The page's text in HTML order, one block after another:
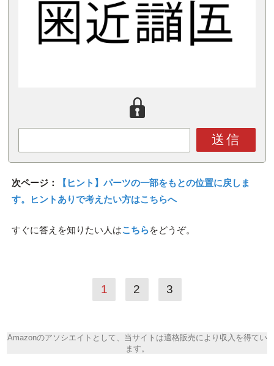
送信
次ページ：
【ヒント】パーツの一部をもとの位置に戻しま
す。ヒントありで考えたい方はこちらへ
すぐに答えを知りたい人はこちらをどうぞ。
1 2 3
Amazonのアソシエイトとして、当サイトは適格販売により収入を得てい
ます。